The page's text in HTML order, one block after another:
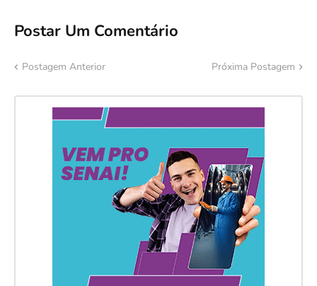
Postar Um Comentário
Postagem Anterior Próxima Postagem